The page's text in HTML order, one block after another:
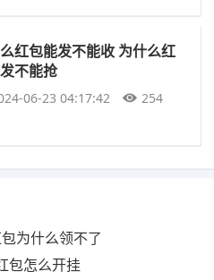
红包能发不能收 为什么红
不能抢
06-23 04:17:42 254
为什么领不了
包怎么开挂